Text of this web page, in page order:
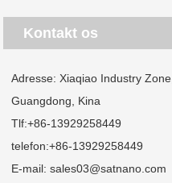
Kontakt os
Adresse: Xiaqiao Industry
Guangdong, Kina
Tlf:+86-13929258449
telefon:+86-13929258449
E-mail:sales03@satnano.com